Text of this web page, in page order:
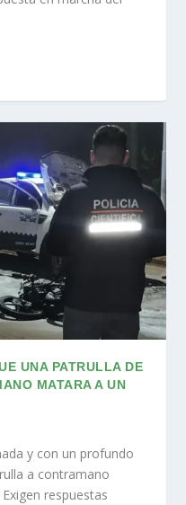
UNA PATRULLA DE
MATARA A UN
y con un profundo
a contramano
respuestas